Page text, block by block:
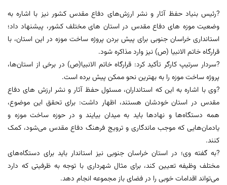
?رئیس بنیاد حفظ آثار و نشر ارزش‌های دفاع مقدس کشور نیز با اشاره به
وضعیت موزه های دفاع مقدس در استان های مختلف کشور، پیشنهاد داد؛
استانداری خراسان جنوبی برای پیش بردن پروژه ساخت موزه در این استان، با
قرارگاه خاتم الانبیا (ص) نیز وارد مذاکره شود.
?سردار سرتیپ کارگر تأکید کرد: قرارگاه خاتم الانبیا(ص) در برخی از استان‌ها،
پروژه ساخت موزه را به بهترین نحو ممکن پیش برده است.
?وی با اشاره به این که استانداران، مسئول حفظ آثار و نشر ارزش‌ های دفاع
مقدس در استان خودشان هستند، اظهار داشت: برای تحقق این موضوع،
همه دستگاه‌ها و نهاد‌ها باید به میدان بیایند و در حوزه ساخت موزه و
یادمان‌هایی که موجب ماندگاری و ترویج فرهنگ دفاع مقدس می‌شود، کمک
کنند.
?به گفته وی؛ در استان خراسان جنوبی نیز استاندار باید برای دستگاه‌های
مختلف وظیفه تعیین کند، برای مثال شهرداری با توجه به ظرفیتی که دارد
می‌تواند اقدامات خوبی را در فضای باز مجموعه انجام دهد.